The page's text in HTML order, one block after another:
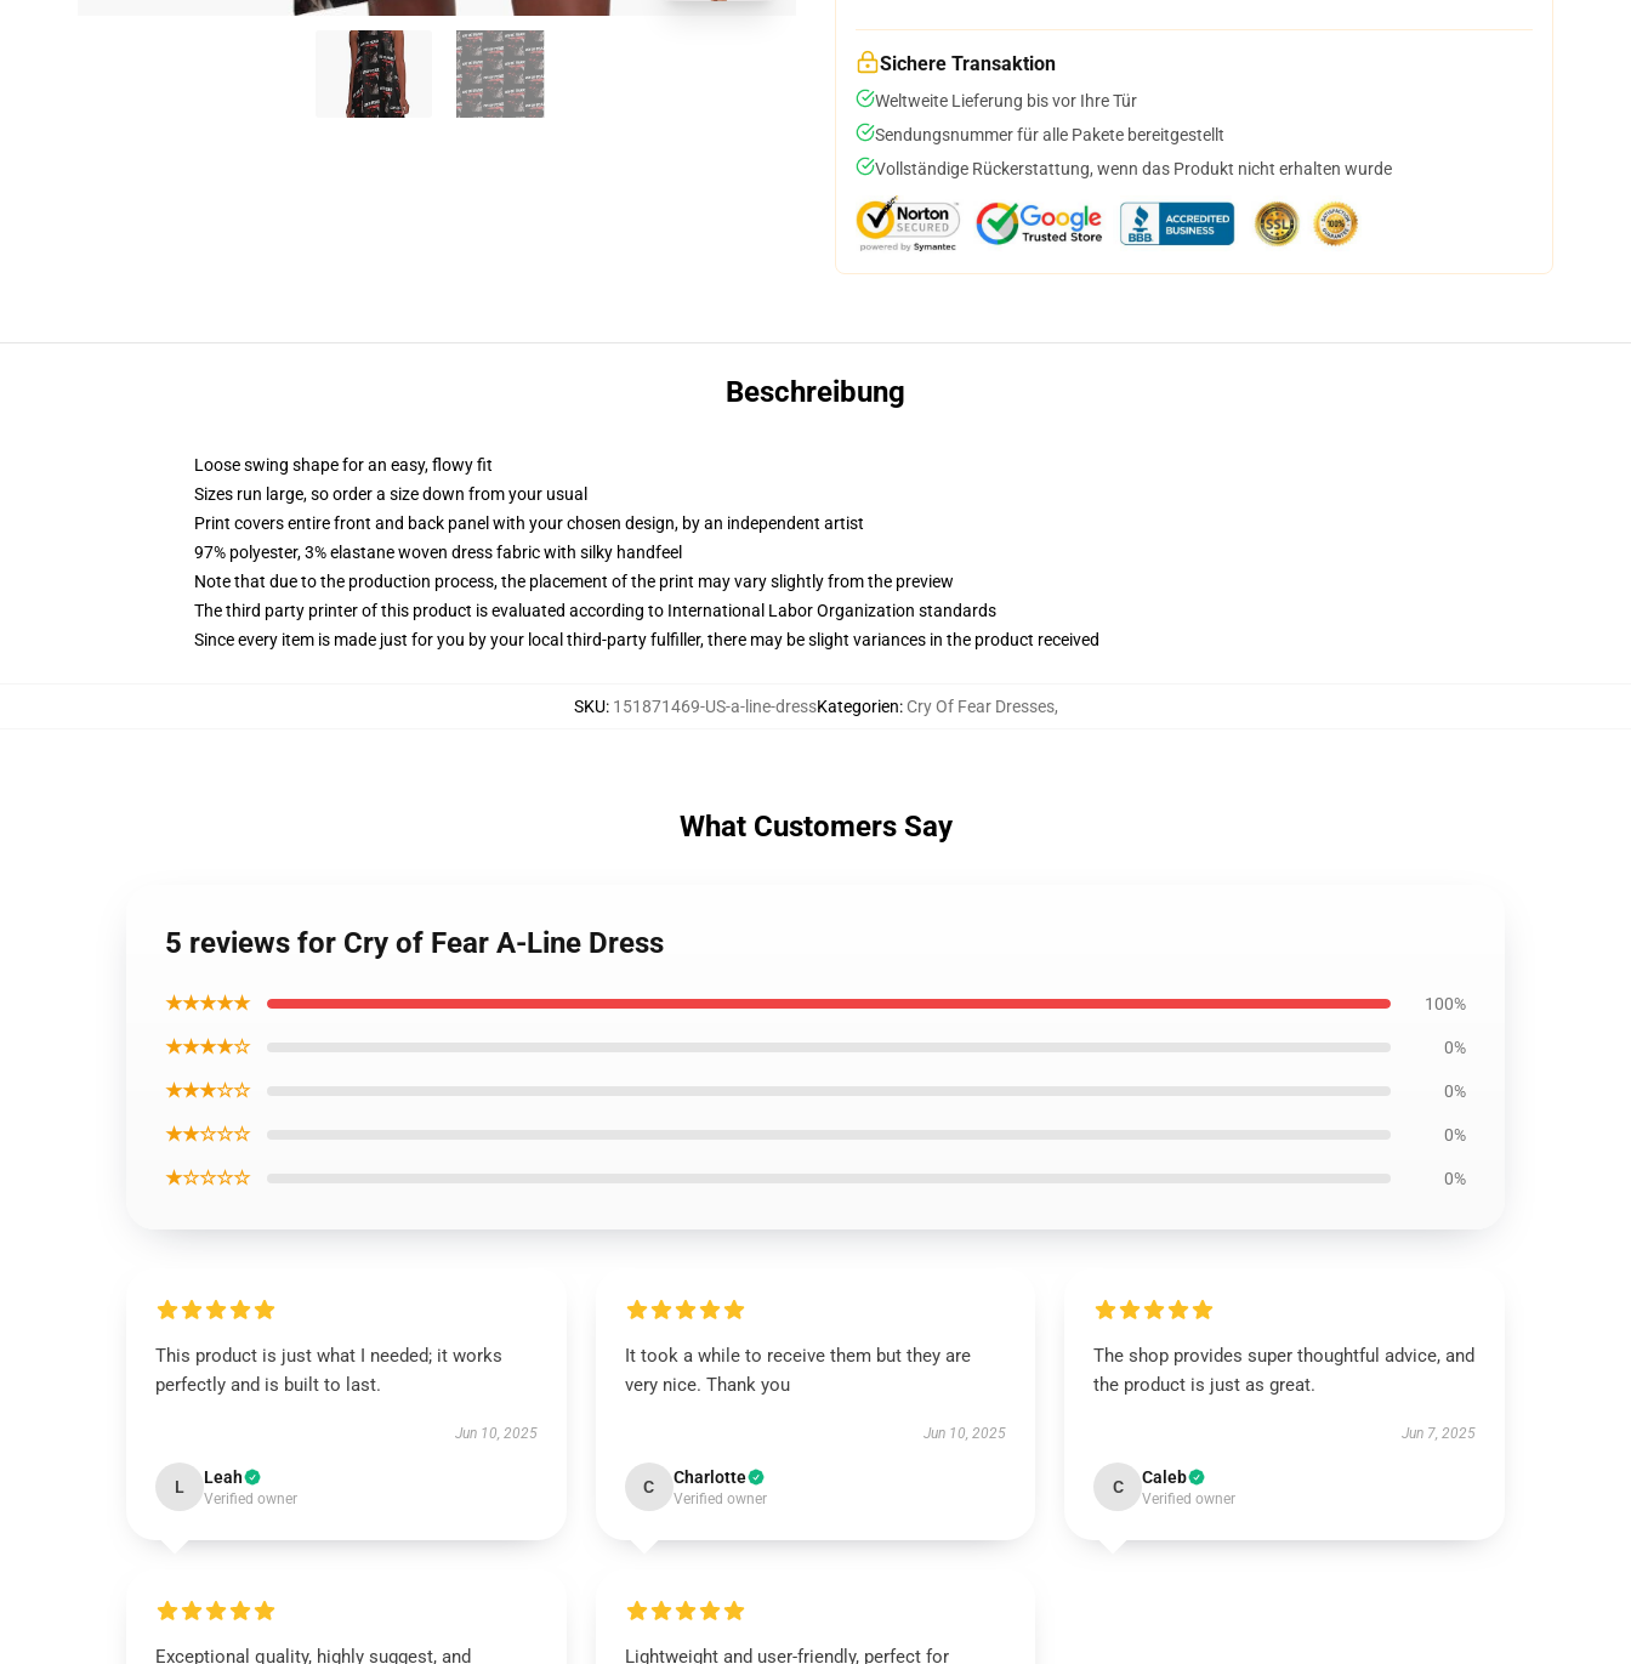
Sichere Transaktion
Weltweite Lieferung bis vor Ihre Tür
Sendungsnummer für alle Pakete bereitgestellt
Vollständige Rückerstattung, wenn das Produkt nicht erhalten wurde
Beschreibung
Loose swing shape for an easy, flowy fit
Sizes run large, so order a size down from your usual
Print covers entire front and back panel with your chosen design, by an independent artist
97% polyester, 3% elastane woven dress fabric with silky handfeel
Note that due to the production process, the placement of the print may vary slightly from the preview
The third party printer of this product is evaluated according to International Labor Organization standards
Since every item is made just for you by your local third-party fulfiller, there may be slight variances in the product received
SKU: 151871469-US-a-line-dressKategorien: Cry Of Fear Dresses,
What Customers Say
5 reviews for Cry of Fear A-Line Dress
★★★★★ 100%
★★★★☆ 0%
★★★☆☆ 0%
★★☆☆☆ 0%
★☆☆☆☆ 0%
This product is just what I needed; it works
perfectly and is built to last.
Jun 10, 2025
L Leah
Verified owner
It took a while to receive them but they are
very nice. Thank you
Jun 10, 2025
C Charlotte
Verified owner
The shop provides super thoughtful advice, and
the product is just as great.
Jun 7, 2025
C Caleb
Verified owner
Exceptional quality, highly suggest, and
Lightweight and user-friendly, perfect for